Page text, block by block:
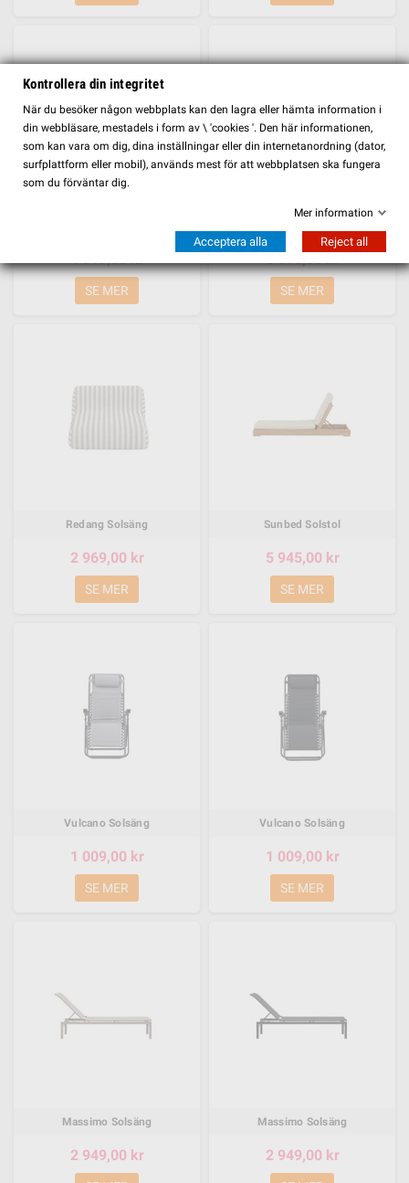
4 919,00 kr
SE MER
3 399,00 kr
SE MER
Redang Solsäng
2 969,00 kr
SE MER
Sunbed Solstol
5 945,00 kr
SE MER
Vulcano Solsäng
1 009,00 kr
SE MER
Vulcano Solsäng
1 009,00 kr
SE MER
Massimo Solsäng
2 949,00 kr
Massimo Solsäng
2 949,00 kr
Kontrollera din integritet
När du besöker någon webbplats kan den lagra eller hämta information i
din webbläsare, mestadels i form av \ 'cookies '. Den här informationen,
som kan vara om dig, dina inställningar eller din internetanordning (dator,
surfplattform eller mobil), används mest för att webbplatsen ska fungera
som du förväntar dig.
Mer information
Acceptera alla Reject all